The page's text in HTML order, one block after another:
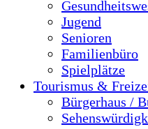
Jugend
Senioren
Familienbüro
Spielplätze
Tourismus &
Bürgerhaus /